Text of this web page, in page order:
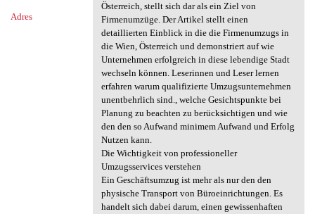
Adres
Österreich, stellt sich dar als ein Ziel von
Firmenumzüge. Der Artikel stellt einen
detaillierten Einblick in die die Firmenumzugs in
die Wien, Österreich und demonstriert auf wie
Unternehmen erfolgreich in diese lebendige Stadt
wechseln können. Leserinnen und Leser lernen
erfahren warum qualifizierte Umzugsunternehmen
unentbehrlich sind., welche Gesichtspunkte bei
Planung zu beachten zu berücksichtigen und wie
den den so Aufwand minimem Aufwand und Erfolg
Nutzen kann.
Die Wichtigkeit von professioneller
Umzugsservices verstehen
Ein Geschäftsumzug ist mehr als nur den den
physische Transport von Büroeinrichtungen. Es
handelt sich dabei darum, einen gewissenhaften